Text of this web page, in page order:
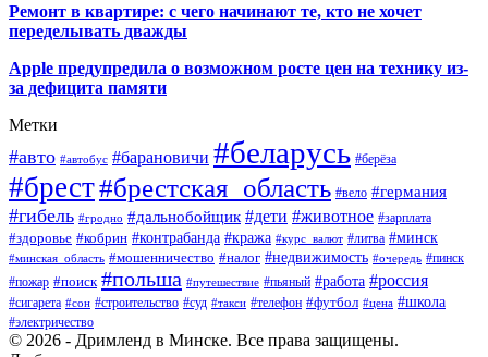
Ремонт в квартире: с чего начинают те, кто не хочет
переделывать дважды
Apple предупредила о возможном росте цен на технику из-
за дефицита памяти
Метки
#авто #автобус #барановичи #беларусь #берёза
#брест#брестская_область #вело #германия
#гибель #гродно #дальнобойщик #дети #животное #зарплата
#здоровье #кобрин #контрабанда #кража #курс_валют #литва #минск
#минская_область #мошенничество #налог #недвижимость #очередь #пинск
#пожар #поиск #польша #путешествие #пьяный #работа #россия
#сигарета #сон #строительство #суд #такси #телефон #футбол #цена #школа
#электричество
© 2026 - Дримленд в Минске. Все права защищены.